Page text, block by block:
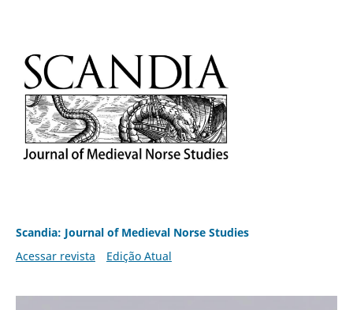
Scandia: Journal of Medieval Norse Studies
Acessar revista
Edição Atual